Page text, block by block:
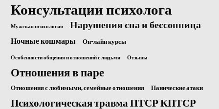
Консультации психолога
Мужская психология Нарушения сна и бессонница
Ночные кошмары Он-лайн курсы
Особенности общения и отношений с людьми Отзывы
Отношения в паре
Отношения с любимыми, семейные отношения Панические атаки
Психологическая травма ПТСР КПТСР